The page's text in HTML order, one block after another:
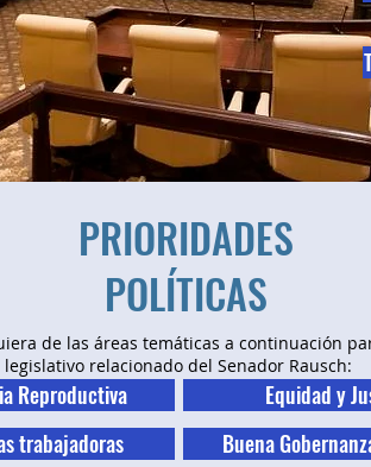
PRIORIDADES
POLÍTICAS
de las áreas temáticas a continuación
legislativo relacionado del Senador Rausch:
Reproductiva
Equidad y
trabajadoras
Buena